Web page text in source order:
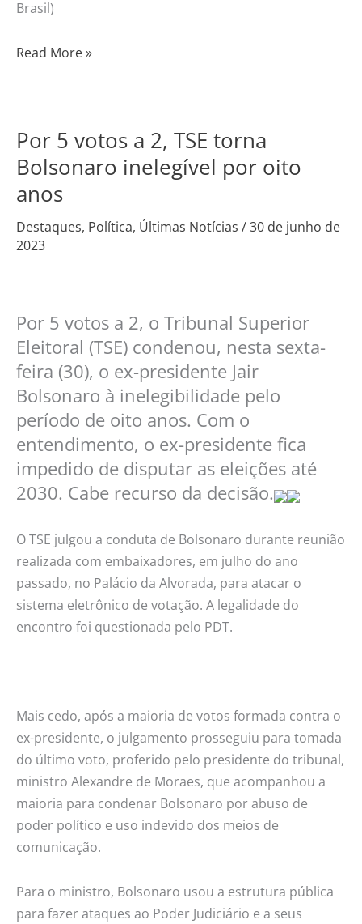
Brasil)
Read More »
Por 5 votos a 2, TSE torna
Bolsonaro inelegível por oito
anos
Destaques, Política, Últimas Notícias /30 de junho de
2023
Por 5 votos a 2, o Tribunal Superior
Eleitoral (TSE) condenou, nesta sexta-
feira (30), o ex-presidente Jair
Bolsonaro à inelegibilidade pelo
período de oito anos. Com o
entendimento, o ex-presidente fica
impedido de disputar as eleições até
2030. Cabe recurso da decisão.
O TSE julgou a conduta de Bolsonaro durante reunião
realizada com embaixadores, em julho do ano
passado, no Palácio da Alvorada, para atacar o
sistema eletrônico de votação. A legalidade do
encontro foi questionada pelo PDT.
Mais cedo, após a maioria de votos formada contra o
ex-presidente, o julgamento prosseguiu para tomada
do último voto, proferido pelo presidente do tribunal,
ministro Alexandre de Moraes, que acompanhou a
maioria para condenar Bolsonaro por abuso de
poder político e uso indevido dos meios de
comunicação.
Para o ministro, Bolsonaro usou a estrutura pública
para fazer ataques ao Poder Judiciário e a seus
Por
5
votos
a
2,
TSE
por
oito
anos